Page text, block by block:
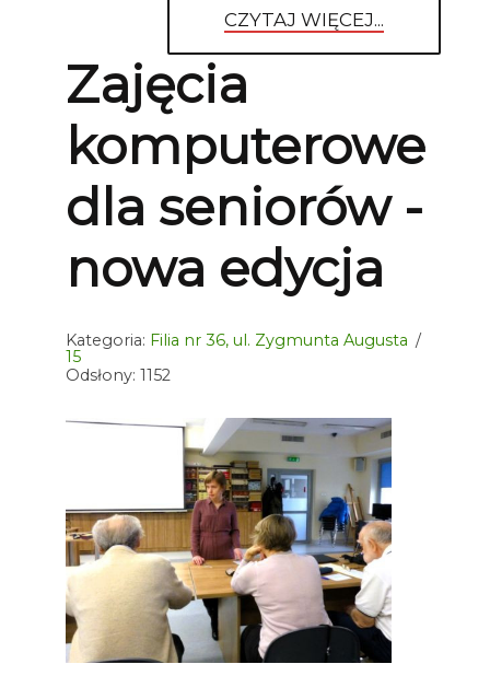
CZYTAJ WIĘCEJ...
Zajęcia
komputerowe
dla seniorów -
nowa edycja
Kategoria: Filia nr 36, ul. Zygmunta Augusta
15
Odsłony: 1152